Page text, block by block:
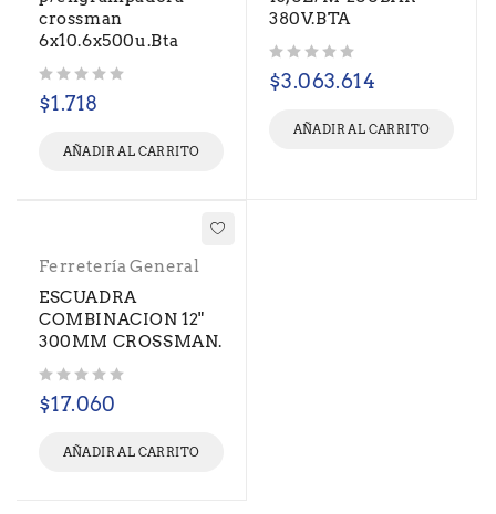
crossman
6x10.6x500u.Bta
$1.718
AÑADIR AL CARRITO
380V.BTA
$3.063.614
AÑADIR AL CARRITO
Ferretería General
ESCUADRA
COMBINACION 12"
300MM CROSSMAN.
$17.060
AÑADIR AL CARRITO